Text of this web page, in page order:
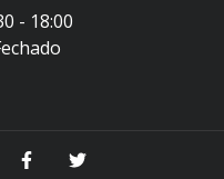
- 18:00